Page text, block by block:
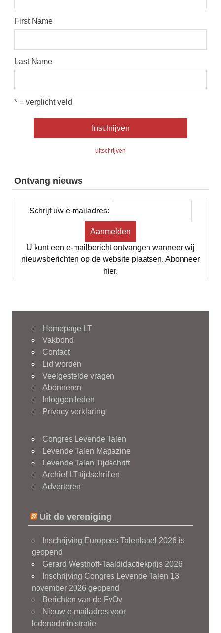
First Name
Last Name
* = verplicht veld
uitschrijven
Ontvang nieuws
Schrijf uw e-mailadres:
U kunt een e-mailbericht ontvangen wanneer wij
nieuwsberichten op de website plaatsen. Abonneer
hier.
Homepage LT
Vakbond
Contact
Lid worden
Veelgestelde vragen
Abonneren
Inloggen leden
Privacy verklaring
Congres Levende Talen
Levende Talen Magazine
Levende Talen Tijdschrift
Archief LT-tijdschriften
Adverteren
Uit de vereniging
Inschrijving Europees Talenlabel 2026 is
geopend
Gerard Westhoff-Taaldidactiekprijs 2026
Inschrijving Congres Levende Talen 13
november 2026 geopend
Berichten van de FvOv
Nieuw e-mailadres voor
ledenadministratie